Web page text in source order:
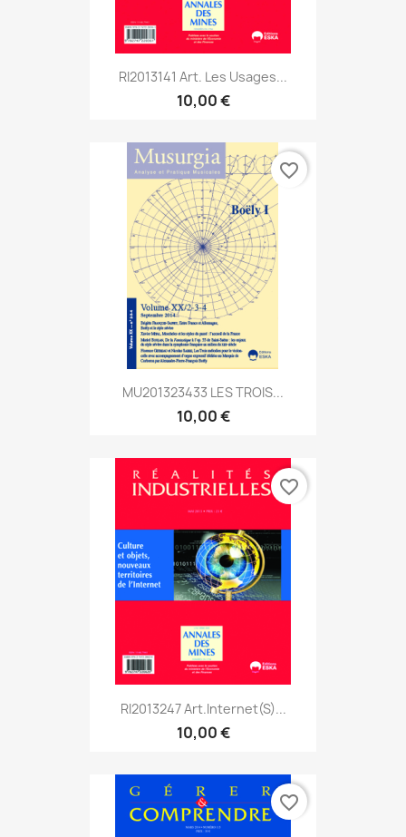
RI2013141 Art. Les Usages...
10,00 €
MU201323433 LES TROIS...
10,00 €
favorite_border
RI2013247 Art.Internet(s)...
10,00 €
favorite_border
favorite_border